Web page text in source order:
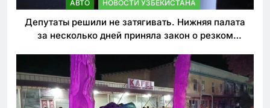
АВТО НОВОСТИ УЗБЕКИСТАНА
Депутаты решили не затягивать. Нижняя палата
за несколько дней приняла закон о резком